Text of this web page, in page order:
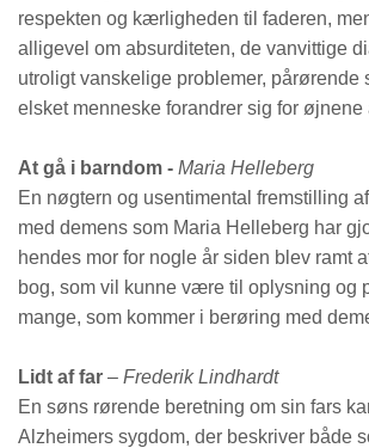
respekten og kærligheden til faderen,
alligevel om absurditeten, de vanvittige
utroligt vanskelige problemer, pårørende
elsket menneske forandrer sig for øjnene
At gå i barndom - Maria Helleberg
En nøgtern og usentimental fremstilling
med demens som Maria Helleberg har
hendes mor for nogle år siden blev ramt
bog, som vil kunne være til oplysning og
mange, som kommer i berøring med
Lidt af far – Frederik Lindhardt
En søns rørende beretning om sin fars
Alzheimers sygdom, der beskriver både